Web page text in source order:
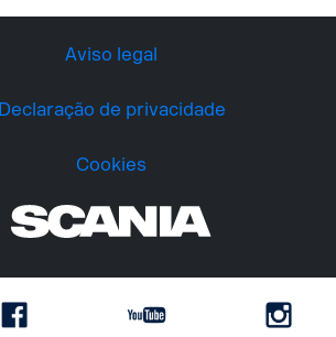
Aviso legal
Declaração de privacidade
Cookies